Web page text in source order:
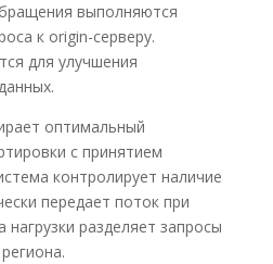
выполняются
к origin-серверу.
для улучшения
оптимальный
с принятием
контролирует наличие
передает поток при
нагрузки разделяет запросы